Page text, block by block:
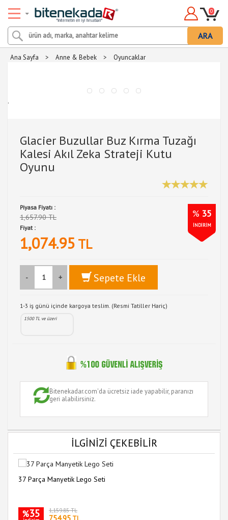
ARA
0
Ana Sayfa > Anne & Bebek > Oyuncaklar
.
Glacier Buzullar Buz Kırma Tuzağı
Kalesi Akıl Zeka Strateji Kutu
Oyunu
Piyasa Fiyatı :
1,657.90 TL % 35
İNDİRİM
Fiyat :
1,074.95 TL
- + Sepete Ekle
1-3 iş günü içinde kargoya teslim. (Resmi Tatiller Hariç)
1500 TL ve üzeri
Bitenekadar.com'da ücretsiz iade yapabilir, paranızı
geri alabilirsiniz.
İLGİNİZİ ÇEKEBİLİR
37 Parça Manyetik Lego Seti
%35 1,159.85 TL
754.95